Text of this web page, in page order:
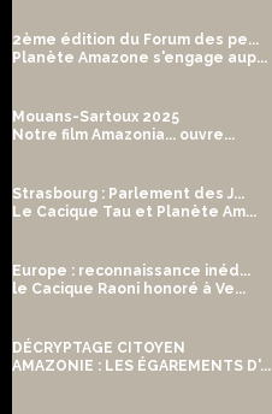
2ème édition du Forum des pe...
Planète Amazone s'engage aup...
Mouans-Sartoux 2025
Notre film Amazonia... ouvre...
Strasbourg : Parlement des J...
Le Cacique Tau et Planète Am...
Europe : reconnaissance inéd...
le Cacique Raoni honoré à Ve...
DÉCRYPTAGE CITOYEN
AMAZONIE : LES ÉGAREMENTS D'...